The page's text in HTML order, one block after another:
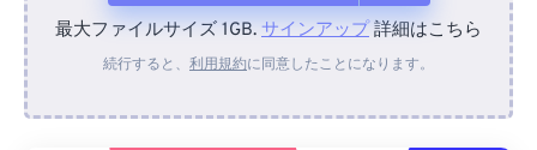
デバイスから
最大ファイルサイズ 1GB. サインアップ詳細はこちら
続行すると、 利用規約に同意したことになります。